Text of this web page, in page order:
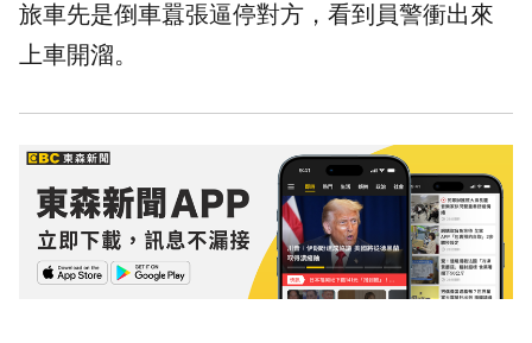
旅車先是倒車囂張逼停對方，看到員警衝出來
上車開溜。